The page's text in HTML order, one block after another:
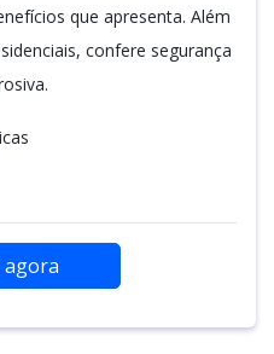
que apresenta. Além
confere segurança